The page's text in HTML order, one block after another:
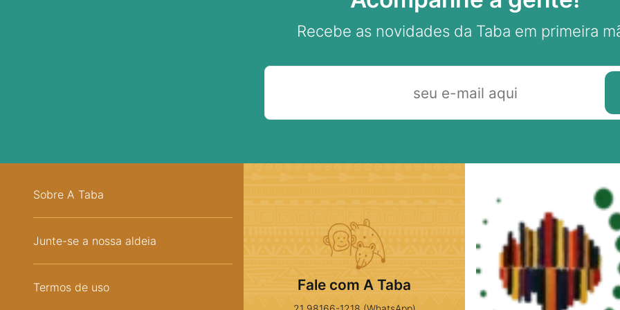
Recebe as novidades da Taba em primeira
Sobre A Taba
Junte-se a nossa aldeia
Termos de uso Fale com A Taba